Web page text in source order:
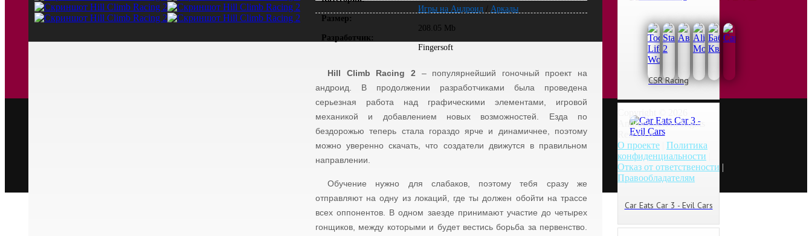
Игры на Андроид / Аркады
Размер:
208.05 Mb
Разработчик:
Fingersoft
Hill Climb Racing 2 – популярнейший гоночный проект на
андроид. В продолжении разработчиками была проведена
серьезная работа над графическими элементами, игровой
механикой и добавлением новых возможностей. Езда по
бездорожью теперь стала гораздо ярче и динамичнее, поэтому
можно уверенно скачать, что создатели движутся в правильном
направлении.
Обучение нужно для слабаков, поэтому тебя сразу же
отправляют на одну из локаций, где ты должен обойти на трассе
всех оппонентов. В одном заезде принимают участие до четырех
гонщиков, между которыми и будет вестись борьба за первенство.
CSR Racing
Car Eats Car 3 - Evil Cars
Androes.net All Rights
Reserved.
О проекте
Политика
конфиденциальности
Отказ от ответствености |
Правообладателям